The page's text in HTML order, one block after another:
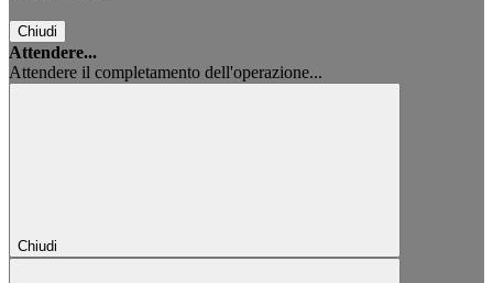
Chiudi
Attendere...
Attendere il completamento dell'operazione...
Chiudi